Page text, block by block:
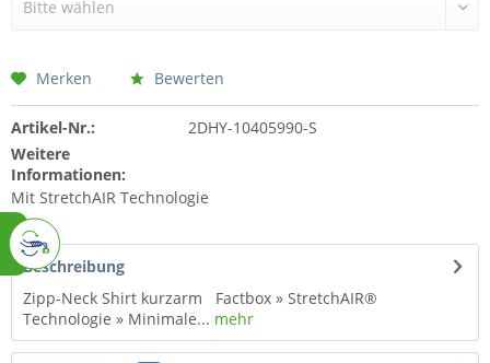
Merken Bewerten
Artikel-Nr.:
2DHY-10405990-S
Weitere
Informationen:
Mit StretchAIR Technologie
Beschreibung
Zipp-Neck Shirt kurzarm Factbox » StretchAIR®
Technologie » Minimale... mehr